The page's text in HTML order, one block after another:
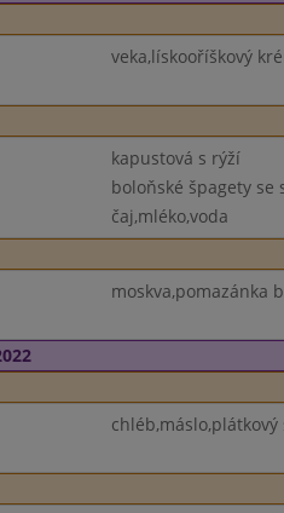
veka,lískooříškový
kapustová s rýží
boloňské špagety se
čaj,mléko,voda
moskva,pomazánka
chléb,máslo,plátkový